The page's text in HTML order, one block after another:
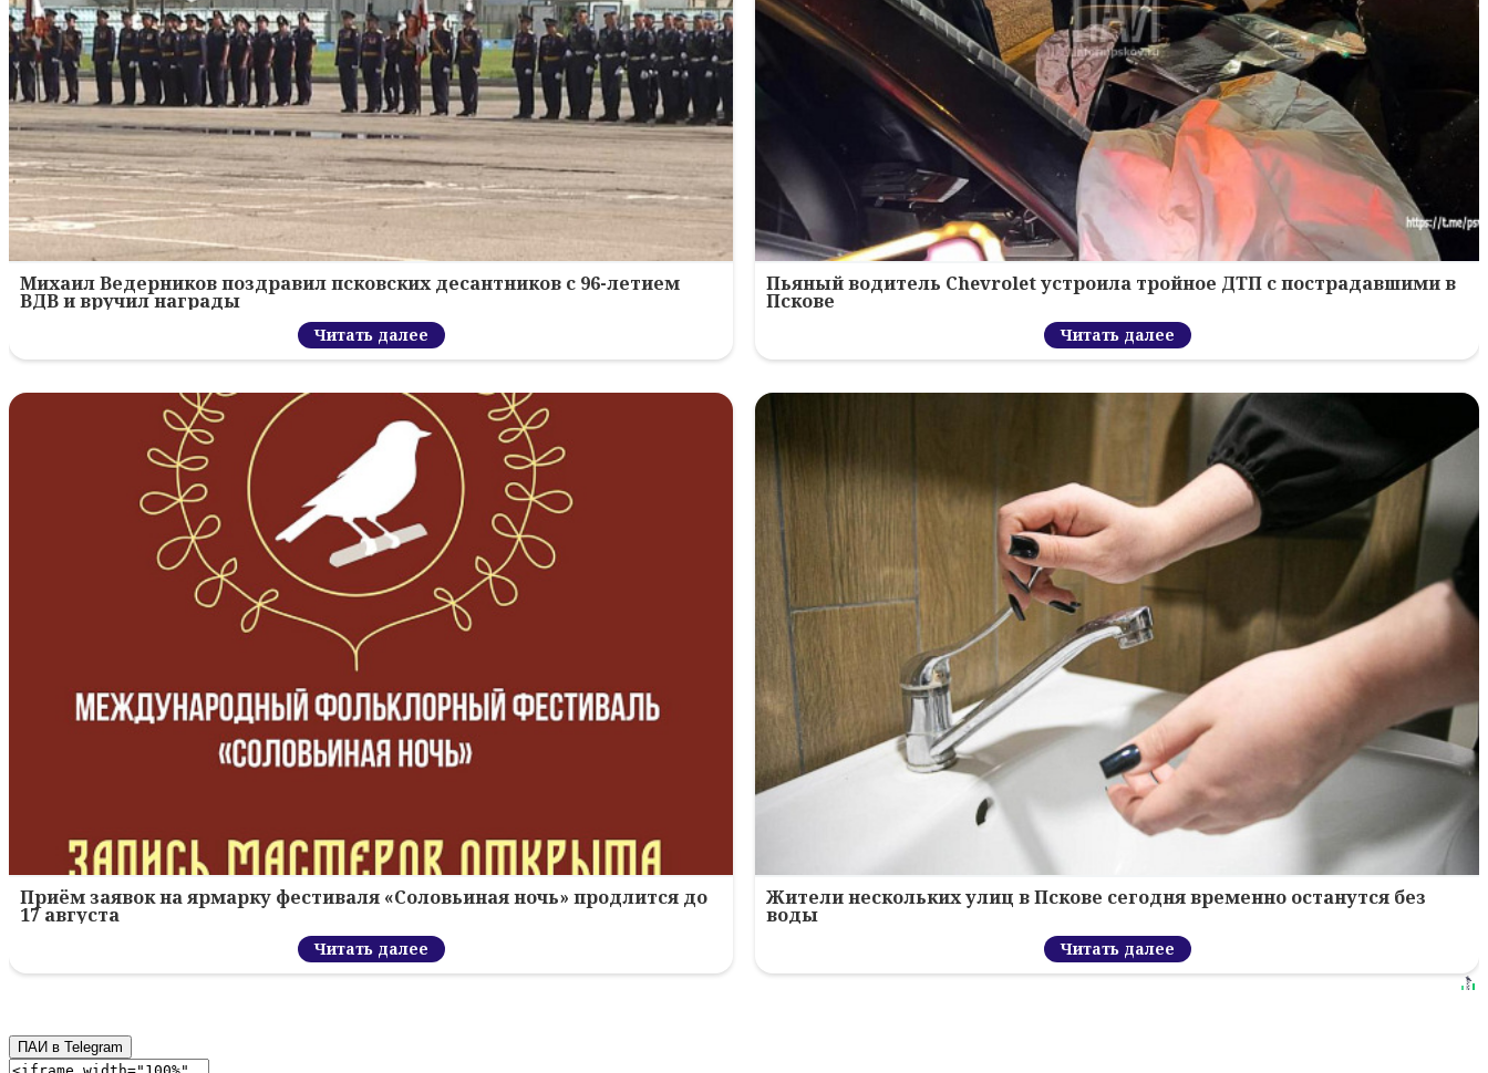
Михаил Ведерников поздравил псковских десантников с 96-летием
ВДВ и вручил награды
Читать далее
Пьяный водитель Chevrolet устроила тройное ДТП с пострадавшими в
Пскове
Читать далее
Приём заявок на ярмарку фестиваля «Соловьиная ночь» продлится до
17 августа
Читать далее
Жители нескольких улиц в Пскове сегодня временно останутся без
воды
Читать далее
ПАИ в Telegram